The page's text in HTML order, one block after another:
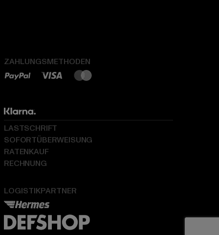
ZAHLUNGSMETHODEN
LOGISTIKPARTNER
LASTSCHRIFT
SOFORTÜBERWEISUNG
RATENKAUF
RECHNUNG